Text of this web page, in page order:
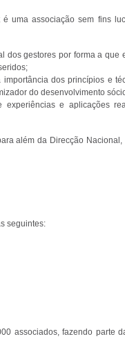
uma associação sem fins
dos gestores por forma a que
dos princípios e
do desenvolvimento
experiências e aplicações
além da Direcção
seguintes:
associados, fazendo parte